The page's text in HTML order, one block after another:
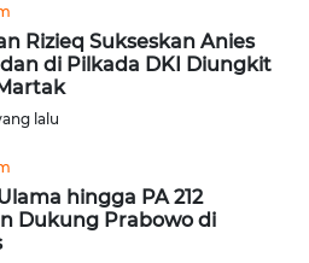
Rizieq Sukseskan Anies
di Pilkada DKI Diungkit
lalu
hingga PA 212
Dukung Prabowo di